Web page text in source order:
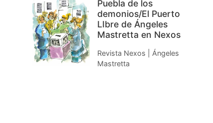
Puebla de los
demonios/El Puerto
LIbre de Ángeles
Mastretta en Nexos
Revista Nexos | Ángeles
Mastretta